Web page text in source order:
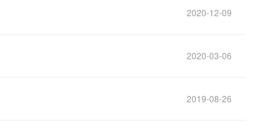
2020-12-09
2020-03-06
2019-08-26